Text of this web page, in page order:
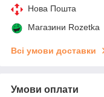
Нова Пошта
Магазини Rozetka
Всі умови доставки
Умови оплати